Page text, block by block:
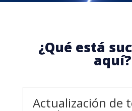
¿Qué está
aquí?
Actualización de